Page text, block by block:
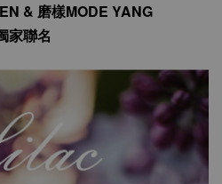
& 磨樣MODE YANG
家聯名